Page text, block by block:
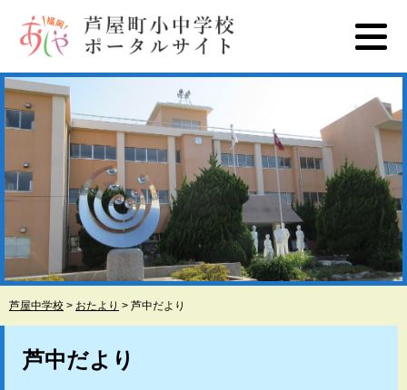
先
で
を
ば
本
文
芦屋中学校 > おたより > 芦中だより
芦中だより